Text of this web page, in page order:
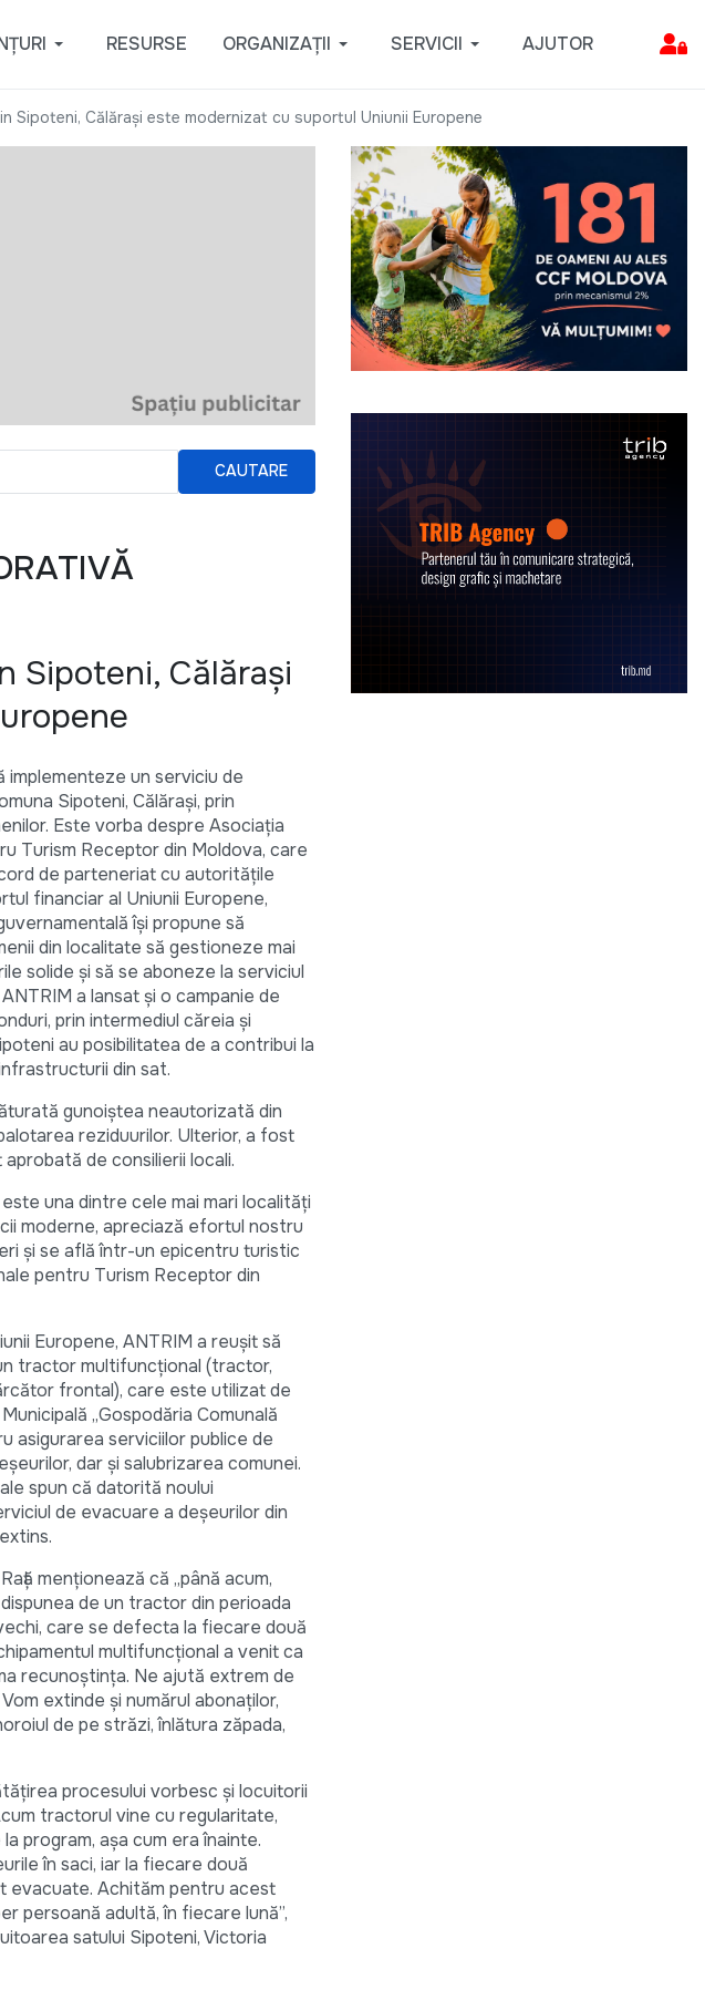
RESURSE ORGANIZAȚII SERVICII AJUTOR
Sipoteni, Călărași este modernizat cu suportul Uniunii Europene
CAUTARE
Sipoteni, Călărași
implementeze un serviciu de
Sipoteni, Călărași, prin
Este vorba despre Asociația
Turism Receptor din Moldova, care
de parteneriat cu autoritățile
financiar al Uniunii Europene,
își propune să
din localitate să gestioneze mai
solide și să se aboneze la serviciul
a lansat și o campanie de
prin intermediul căreia și
au posibilitatea de a contribui la
din sat.
gunoiștea neautorizată din
reziduurilor. Ulterior, a fost
de consilierii locali.
una dintre cele mai mari localități
moderne, apreciază efortul nostru
și se află într-un epicentru turistic
pentru Turism Receptor din
Europene, ANTRIM a reușit să
tractor multifuncțional (tractor,
frontal), care este utilizat de
„Gospodăria Comunală
asigurarea serviciilor publice de
dar și salubrizarea comunei.
spun că datorită noului
de evacuare a deșeurilor din
menționează că „până acum,
de un tractor din perioada
care se defecta la fiecare două
multifuncțional a venit ca
recunoștința. Ne ajută extrem de
extinde și numărul abonaților,
de pe străzi, înlătura zăpada,
procesului vorbesc și locuitorii
tractorul vine cu regularitate,
program, așa cum era înainte.
în saci, iar la fiecare două
evacuate. Achităm pentru acest
persoană adultă, în fiecare lună”,
satului Sipoteni, Victoria